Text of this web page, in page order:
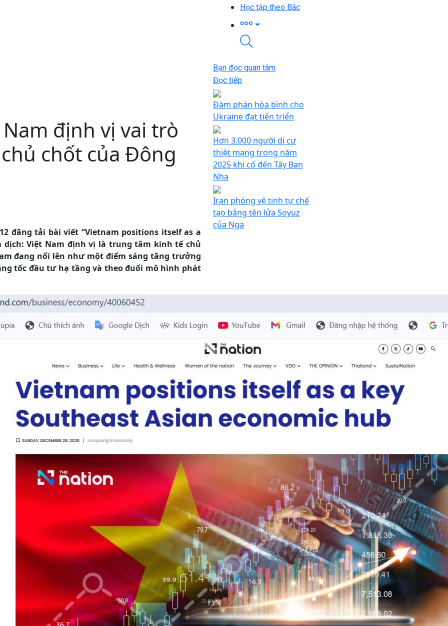
Học tập theo Bác
định vị vai trò
chốt của Đông
đăng tải bài viết “Vietnam positions itself as a
dịch: Việt Nam định vị là trung tâm kinh tế chủ
đang nổi lên như một điểm sáng tăng trưởng
tốc đầu tư hạ tầng và theo đuổi mô hình phát
Bạn đọc quan tâm
Đọc tiếp
Đàm phán hòa bình cho
Ukraine đạt tiến triển
Hơn 3.000 người di cư
thiệt mạng trong năm
2025 khi cố đến Tây Ban
Nha
Iran phóng vệ tinh tự chế
tạo bằng tên lửa Soyuz
của Nga